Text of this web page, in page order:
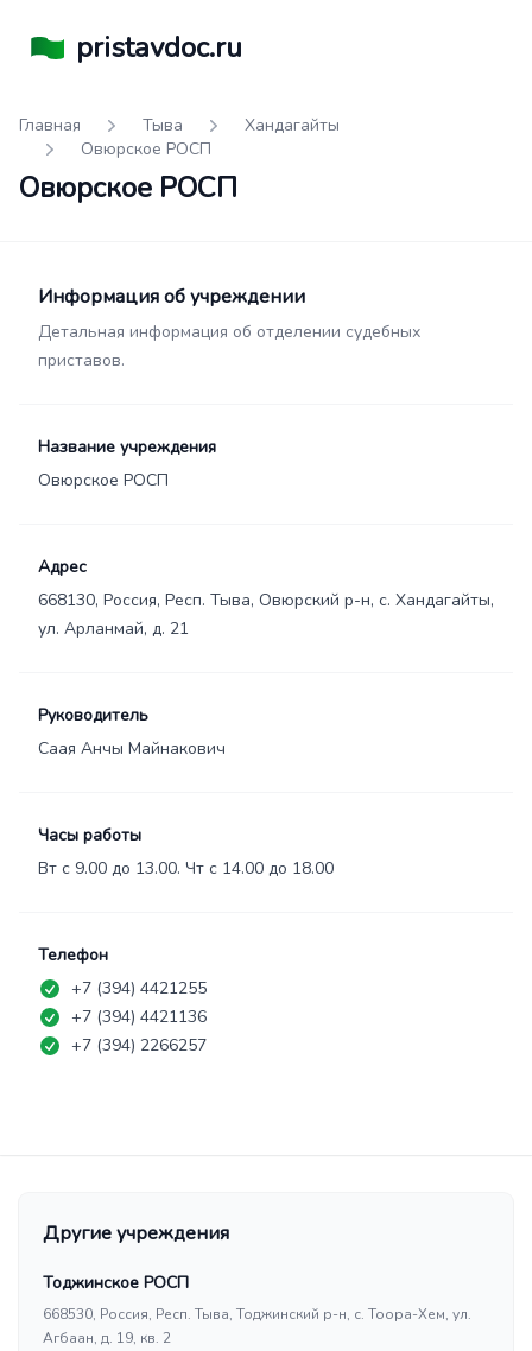
pristavdoc.ru
Главная Тыва
Хандагайты
Овюрское РОСП
Овюрское РОСП
Информация об учреждении
Детальная информация об отделении судебных
приставов.
Название учреждения
Овюрское РОСП
Адрес
668130, Россия, Респ. Тыва, Овюрский р-н, с. Хандагайты,
ул. Арланмай, д. 21
Руководитель
Саая Анчы Майнакович
Часы работы
Вт с 9.00 до 13.00. Чт с 14.00 до 18.00
Телефон
+7 (394) 4421255
+7 (394) 4421136
+7 (394) 2266257
Другие учреждения
Тоджинское РОСП
668530, Россия, Респ. Тыва, Тоджинский р-н, с. Тоора-Хем, ул.
Агбаан, д. 19, кв. 2